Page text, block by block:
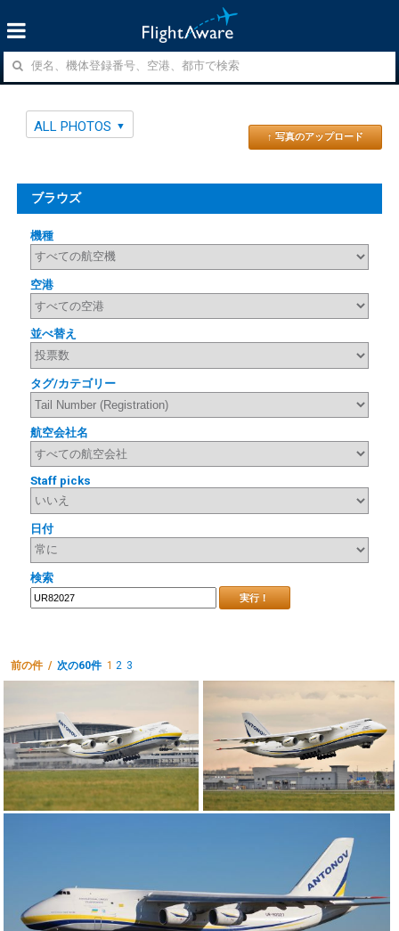
ALL PHOTOS
↑ 写真のアップロード
ブラウズ
機種
空港
並べ替え
タグ/カテゴリー
航空会社名
Staff picks
日付
検索
実行！
前の件 /次の60件1 2 3